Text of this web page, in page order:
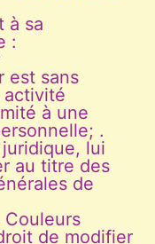
à sa
:
est sans
activité
à une
.
lui
au titre des
de
Couleurs
de modifier